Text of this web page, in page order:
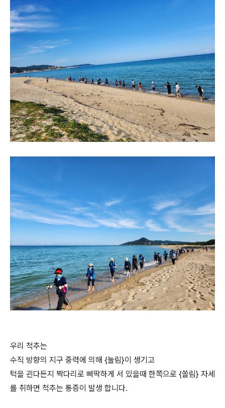
우리 척추는
수직 방향의 지구 중력에 의해 {눌림}이 생기고
턱을 괸다든지 짝다리로 삐딱하게 서 있을때 한쪽으로 {쏠림} 자세
를 취하면 척추는 통증이 발생 합니다.